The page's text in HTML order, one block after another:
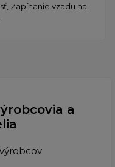
Zapínanie vzadu na
a